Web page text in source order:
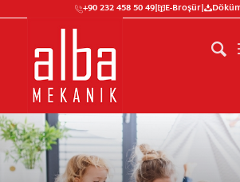
+90 232 458 50 49| E-Broşür|